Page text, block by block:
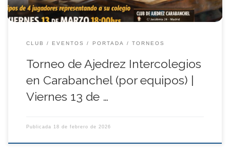
CLUB EVENTOS PORTADA TORNEOS
Torneo de Ajedrez Intercolegios
en Carabanchel (por equipos) |
Viernes 13 de …
Publicada 18 de febrero de 2026